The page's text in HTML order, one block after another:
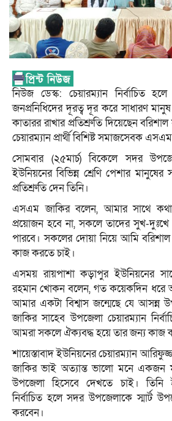
নিউজ ডেস্ক: চেয়ারম্যান নির্বাচিত
জনপ্রনিধিদের দূরত্ব দূর করে সাধারণ
কাতারর রাখার প্রতিশ্রুতি দিয়েছেন
চেয়ারম্যান প্রার্থী বিশিষ্ট সমাজসেবক
সোমবার (২৫মার্চ) বিকেলে সদর
ইউনিয়নের বিভিন্ন শ্রেণি পেশার
প্রতিশ্রুতি দেন তিনি।
এসএম জাকির বলেন, আমার সাথে
প্রয়োজন হবে না, সকলে তাদের সুখ-
পারবে। সকলের দোয়া নিয়ে আমি
কাজ করতে চাই।
এসময় রায়পাশা কড়াপুর ইউনিয়নের
রহমান খোকন বলেন, গত কয়েকদিন ধরে
আমার একটা বিশ্বাস জন্মেছে যে আসন্ন
জাকির সাহেব উপজেলা চেয়ারম্যান
আমরা সকলে ঐক্যবদ্ধ হয়ে তার জন্য কাজ
শায়েস্তাবাদ ইউনিয়নের চেয়ারম্যান
জাকির ভাই অত্যান্ত ভালো মনে একজন
উপজেলা হিসেবে দেখতে চাই। তিনি
নির্বাচিত হলে সদর উপজেলাকে স্মার্ট
করবেন।